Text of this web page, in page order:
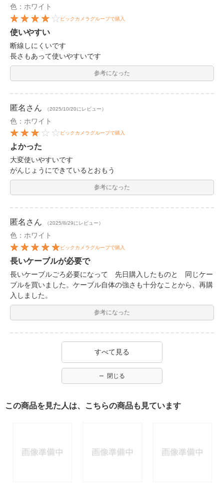
色：ホワイト
ビックカメラグループで購入
使いやすい
断線しにくいです
長さもあって使いやすいです
参考になった
匿名 さん （2025/10/20にレビュー）
色：ホワイト
ビックカメラグループで購入
よかった
大変使いやすいです
がんじょうにできているとおもう
参考になった
匿名 さん （2025/8/29にレビュー）
色：ホワイト
ビックカメラグループで購入
長いケーブルが必要で
長いケーブルごろ必要になって 先日購入したものと 同じケー
ブルを買いました。ケーブル自体の強さも十分なことから、再購
入しました。
参考になった
すべて見る
閉じる
この商品を見た人は、こちらの商品も見ています